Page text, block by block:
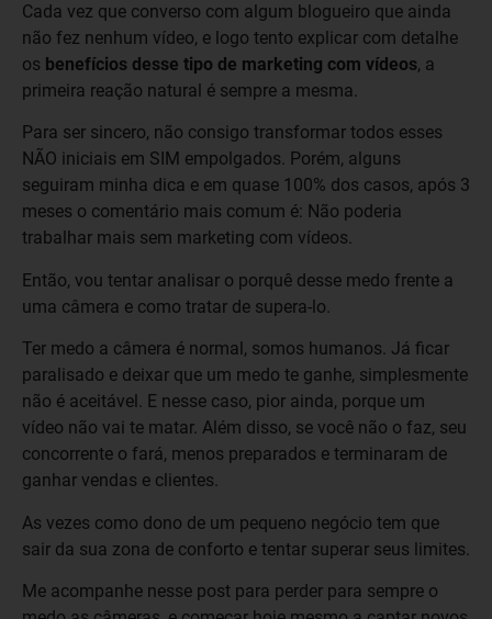
Cada vez que converso com algum blogueiro que ainda
não fez nenhum vídeo, e logo tento explicar com detalhe
os benefícios desse tipo de marketing com vídeos, a
primeira reação natural é sempre a mesma.
Para ser sincero, não consigo transformar todos esses
NÃO iniciais em SIM empolgados. Porém, alguns
seguiram minha dica e em quase 100% dos casos, após 3
meses o comentário mais comum é: Não poderia
trabalhar mais sem marketing com vídeos.
Então, vou tentar analisar o porquê desse medo frente a
uma câmera e como tratar de supera-lo.
Ter medo a câmera é normal, somos humanos. Já ficar
paralisado e deixar que um medo te ganhe, simplesmente
não é aceitável. E nesse caso, pior ainda, porque um
vídeo não vai te matar. Além disso, se você não o faz, seu
concorrente o fará, menos preparados e terminaram de
ganhar vendas e clientes.
As vezes como dono de um pequeno negócio tem que
sair da sua zona de conforto e tentar superar seus limites.
Me acompanhe nesse post para perder para sempre o